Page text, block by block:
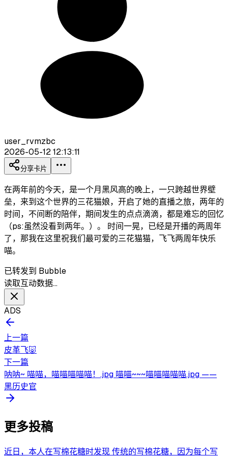
user_rvmzbc
2026-05-12 12:13:11
分享卡片
在两年前的今天，是一个月黑风高的晚上，一只跨越世界壁
垒，来到这个世界的三花猫娘，开启了她的直播之旅，两年的
时间，不间断的陪伴，期间发生的点点滴滴，都是难忘的回忆
（ps:虽然没看到两年。）。 时间一晃，已经是开播的两周年
了，那我在这里祝我们最可爱的三花猫猫，飞飞两周年快乐
喵。
已转发到 Bubble
读取互动数据…
ADS
上一篇
皮革飞🐷
下一篇
呐呐~ 喵喵，喵喵喵喵喵！.jpg 喵喵~~~喵喵喵喵喵.jpg ——
黑历史官
更多投稿
近日，本人在写棉花糖时发现 传统的写棉花糖，因为每个写